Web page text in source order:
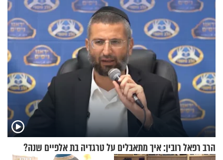
הרב רפאל רובין: איך מתאבלים על טרגדיה בת אלפיים שנה?